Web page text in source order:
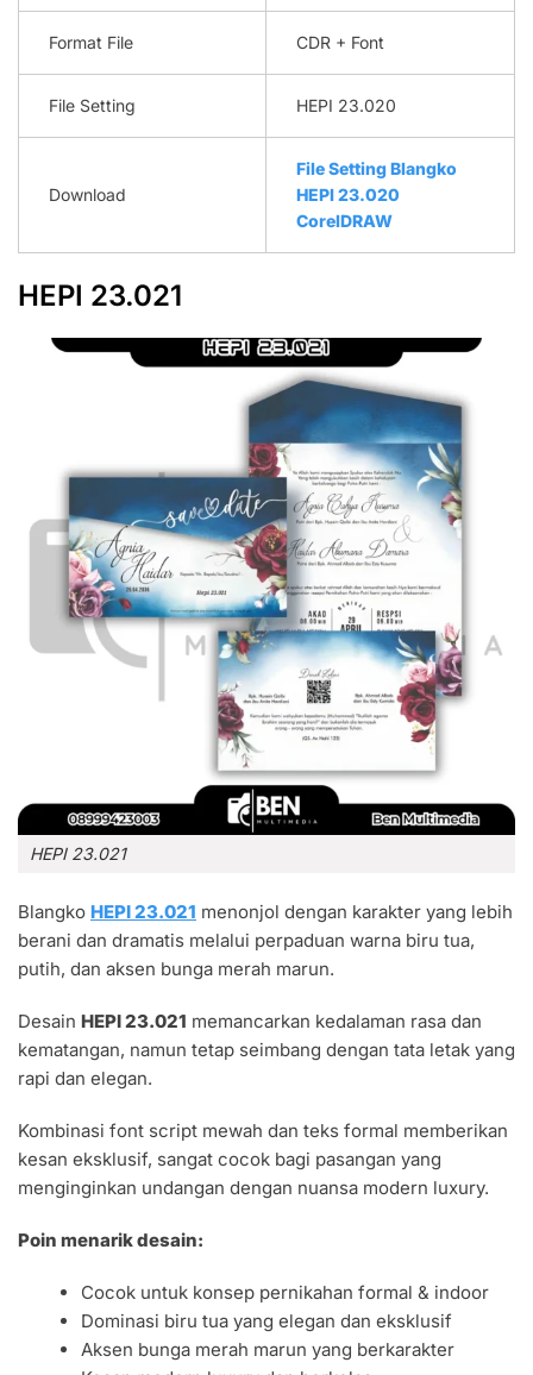
Format File CDR + Font
File Setting HEPI 23.020
Download
File Setting Blangko
HEPI 23.020
CorelDRAW
HEPI 23.021
HEPI 23.021
Blangko HEPI 23.021 menonjol dengan karakter yang lebih
berani dan dramatis melalui perpaduan warna biru tua,
putih, dan aksen bunga merah marun.
Desain HEPI 23.021 memancarkan kedalaman rasa dan
kematangan, namun tetap seimbang dengan tata letak yang
rapi dan elegan.
Kombinasi font script mewah dan teks formal memberikan
kesan eksklusif, sangat cocok bagi pasangan yang
menginginkan undangan dengan nuansa modern luxury.
Poin menarik desain:
Cocok untuk konsep pernikahan formal & indoor
Dominasi biru tua yang elegan dan eksklusif
Aksen bunga merah marun yang berkarakter